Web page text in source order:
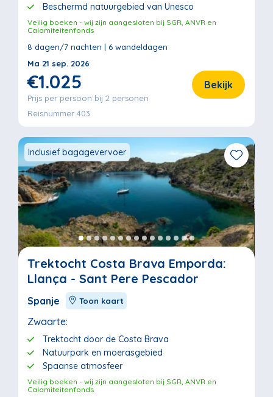
Beschermd natuurgebied van Unesco
Veilig boeken - wij zijn aangesloten bij SGR, ANVR en
Calamiteitenfonds
8 dagen/7 nachten | 6 wandeldagen
Ma 21 sep. 2026
€1.025
Prijs per persoon bij 2 personen
Bekijk
Reisnummer 403
Inclusief bagagevervoer
Trektocht Costa Brava Emporda:
Llança - Sant Pere Pescador
Spanje Toon kaart
Zwaarte:
Trektocht door de Costa Brava
Natuurpark en moerasgebied
Spaanse atmosfeer
Veilig boeken - wij zijn aangesloten bij SGR, ANVR en
Calamiteitenfonds